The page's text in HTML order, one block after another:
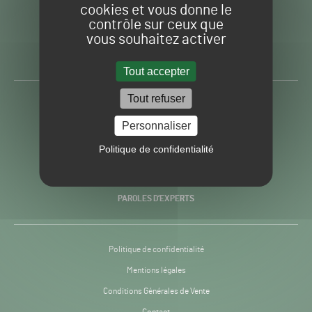
cookies et vous donne le
contrôle sur ceux que
vous souhaitez activer
Tout accepter
Tout refuser
Personnaliser
Politique de confidentialité
Gazon
Sport
H24
-
Toute l’info autour du
PRATIQUES
PAROLES D’EXPERTS
Politique de confidentialité
Mentions légales
Conditions Générales de Vente